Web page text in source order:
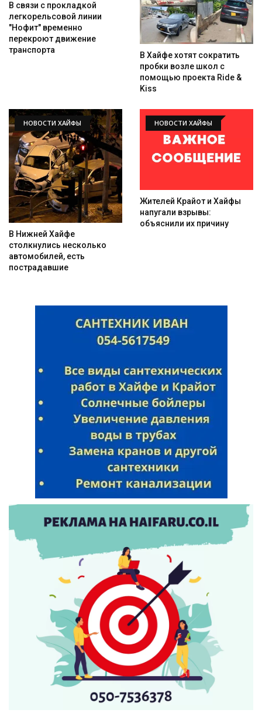
В связи с прокладкой
легкорельсовой линии
"Нофит" временно
перекроют движение
транспорта
В Хайфе хотят сократить
пробки возле школ с
помощью проекта Ride &
Kiss
НОВОСТИ ХАЙФЫ
В Нижней Хайфе
столкнулись несколько
автомобилей, есть
пострадавшие
НОВОСТИ ХАЙФЫ
Жителей Крайот и Хайфы
напугали взрывы:
объяснили их причину